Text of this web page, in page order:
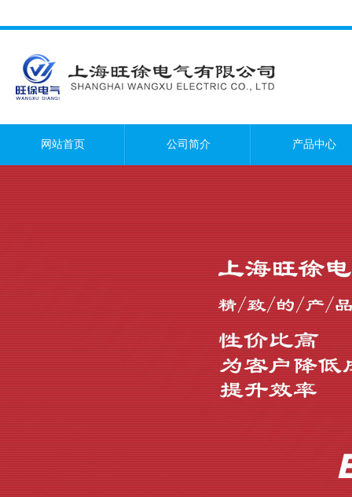
网站首页 公司简介 产品中心